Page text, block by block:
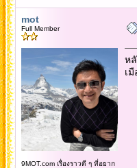
mot
Full Member
9MOT.com เรื่องราวดี ๆ ที่อยาก
ห
เ